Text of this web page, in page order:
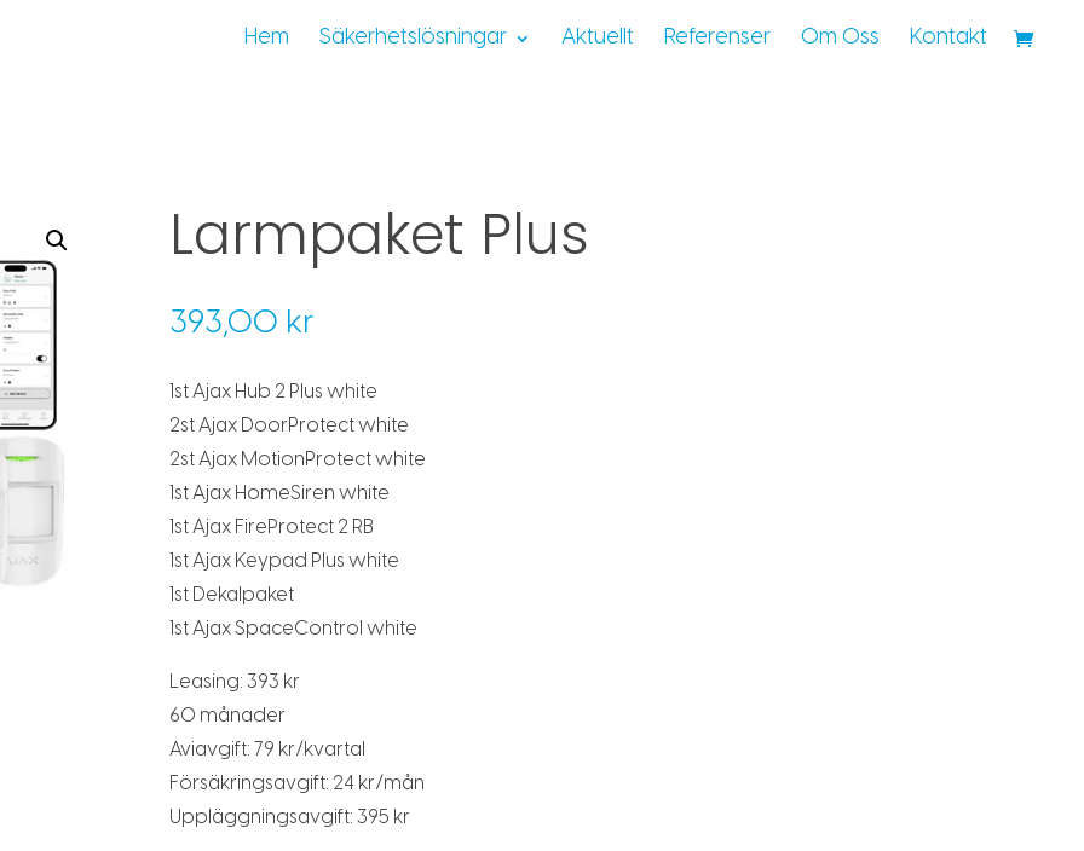
Hem Säkerhetslösningar Aktuellt Referenser Om Oss Kontakt
Larmpaket Plus
393,00 kr
1st Ajax Hub 2 Plus white
2st Ajax DoorProtect white
2st Ajax MotionProtect white
1st Ajax HomeSiren white
1st Ajax FireProtect 2 RB
1st Ajax Keypad Plus white
1st Dekalpaket
1st Ajax SpaceControl white
Leasing: 393 kr
60 månader
Aviavgift: 79 kr/kvartal
Försäkringsavgift: 24 kr/mån
Uppläggningsavgift: 395 kr